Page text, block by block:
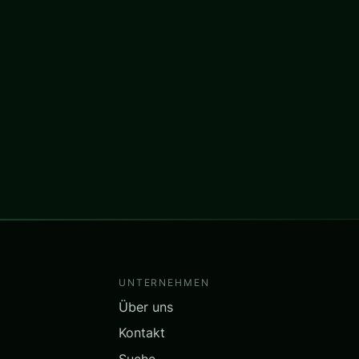
UNTERNEHMEN
Über uns
Kontakt